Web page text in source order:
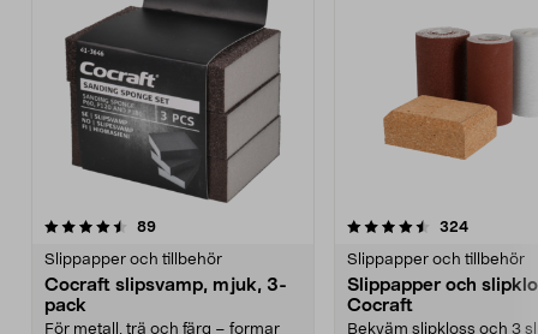
89recensioner
Slippapper och tillbehör
Cocraft slipsvamp, mjuk, 3-
pack
För metall, trä och färg – formar
4.5 av 5 stjärnor 324
Slippapper och tillbehör
Slippapper och
Cocraft
Bekväm slipkloss och 3
4.0 av 5 stjärnor